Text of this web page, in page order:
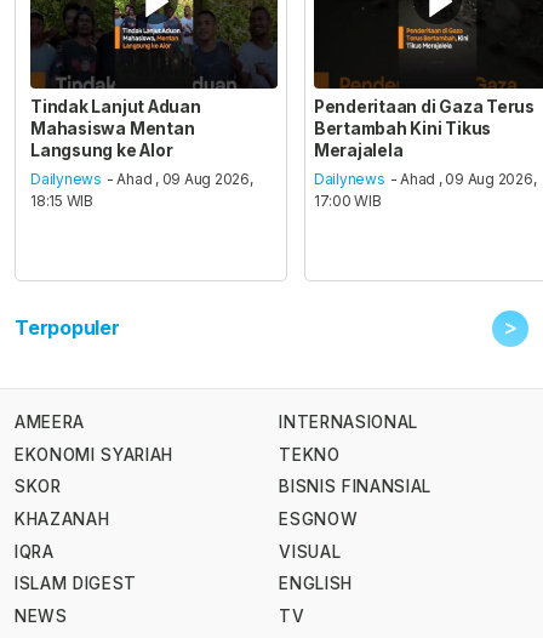
Tindak Lanjut Aduan
Mahasiswa Mentan
Langsung ke Alor
Dailynews - Ahad , 09 Aug 2026,
18:15 WIB
Penderitaan di Gaza Terus
Bertambah Kini Tikus
Merajalela
Dailynews - Ahad , 09 Aug 2026,
17:00 WIB
Terpopuler >
AMEERA
EKONOMI SYARIAH
SKOR
KHAZANAH
IQRA
ISLAM DIGEST
NEWS
INTERNASIONAL
TEKNO
BISNIS FINANSIAL
ESGNOW
VISUAL
ENGLISH
TV